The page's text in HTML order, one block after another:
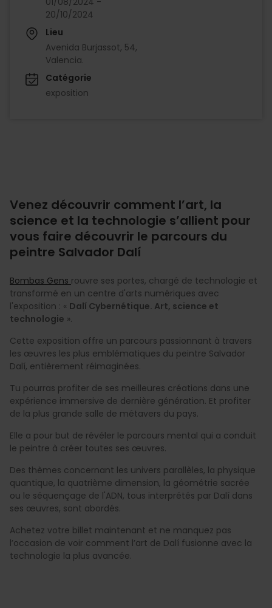
20/10/2024
Lieu
Avenida Burjassot, 54,
Valencia.
Catégorie
exposition
Venez découvrir comment l’art, la
science et la technologie s’allient pour
vous faire découvrir le parcours du
peintre Salvador Dalí
Bombas Gens rouvre ses portes, chargé de technologie et
transformé en un centre d'arts numériques avec
l'exposition : « Dalí Cybernétique. Art, science et
technologie ».
Cette exposition offre un parcours passionnant à travers
les œuvres les plus emblématiques du peintre Salvador
Dalí, entièrement réimaginées.
Tu pourras profiter de ses meilleures créations dans une
expérience immersive de dernière génération. Et profiter
de la plus grande salle de métavers du pays.
Elle a pour but de révéler le parcours mental qui a conduit
le peintre à créer toutes ses œuvres.
Des thèmes concernant les univers parallèles, la physique
quantique, la quatrième dimension, la géométrie sacrée
ou le séquençage de l'ADN, tous interprétés par Dalí dans
ses œuvres, sont abordés.
Achetez votre billet maintenant et ne manquez pas
l’occasion de voir comment l’art de Dalí fusionne avec la
technologie la plus avancée.